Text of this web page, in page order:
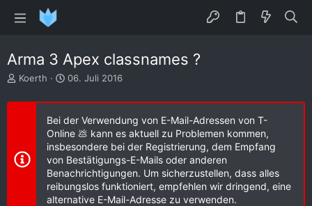
Arma 3 Apex classnames ?
E
s
l
e
Koerth
E
s
t
e
l
l
t
a
m
06. Juli 2016
Bei der Verwendung von E-Mail-Adressen von T-
Online 💩 kann es aktuell zu Problemen kommen,
insbesondere bei der Registrierung, dem Empfang
von Bestätigungs-E-Mails oder anderen
Benachrichtigungen. Um sicherzustellen, dass alles
reibungslos funktioniert, empfehlen wir dringend, eine
alternative E-Mail-Adresse zu verwenden.